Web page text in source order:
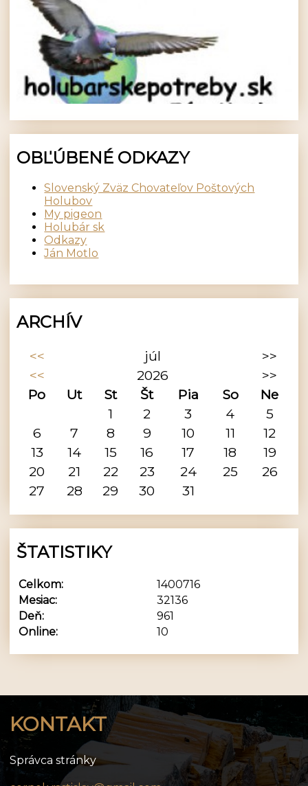
OBĽÚBENÉ ODKAZY
Slovenský Zväz Chovateľov Poštových
Holubov
My pigeon
Holubár sk
Odkazy
Ján Motlo
ARCHÍV
<< júl
>>
<<
2026
>>
Po
Ut St Št Pia So
Ne
1
2 3 4
5
6
7 8 9 10 11
12
13
14 15 16 17 18
19
20
21 22 23 24 25
26
27
28 29 30 31
ŠTATISTIKY
Online: 10
Celkom:
1400716
Mesiac:
32136
Deň:
961
KONTAKT
Správca stránky